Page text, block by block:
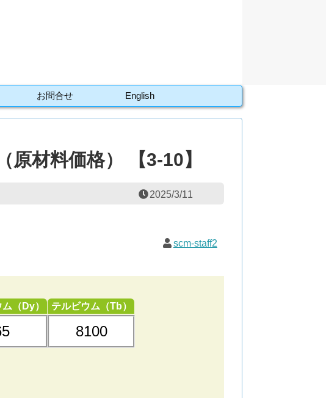
お問合せ English
原材料価格） 【3-10】
2025/3/11
scm-staff2
（Dy） テルビウム（Tb）
8100